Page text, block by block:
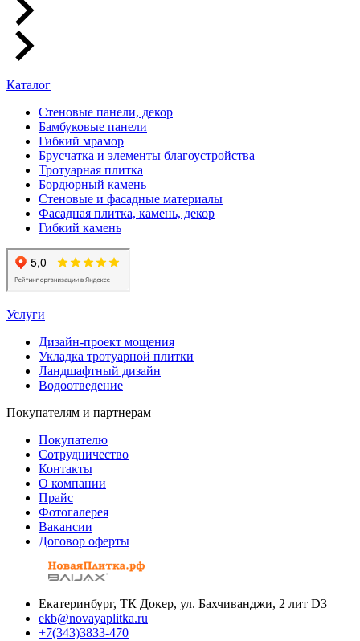
Каталог
Стеновые панели, декор
Бамбуковые панели
Гибкий мрамор
Брусчатка и элементы благоустройства
Тротуарная плитка
Бордюрный камень
Стеновые и фасадные материалы
Фасадная плитка, камень, декор
Гибкий камень
Услуги
Дизайн-проект мощения
Укладка тротуарной плитки
Ландшафтный дизайн
Водоотведение
Покупателям и партнерам
Покупателю
Сотрудничество
Контакты
О компании
Прайс
Фотогалерея
Вакансии
Договор оферты
Екатеринбург, ТК Докер, ул. Бахчиванджи, 2 лит D3
ekb@novayaplitka.ru
+7(343)3833-470